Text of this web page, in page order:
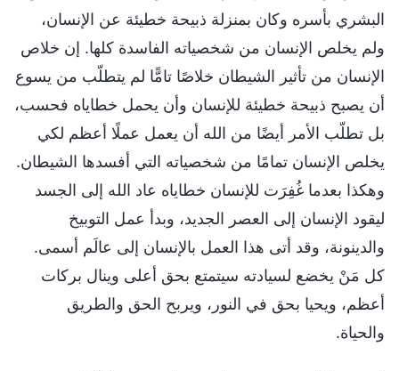
البشري بأسره وكان بمنزلة ذبيحة خطيئة عن الإنسان،
ولم يخلص الإنسان من شخصياته الفاسدة كلها. إن خلاص
الإنسان من تأثير الشيطان خلاصًا تامًّا لم يتطلّب من يسوع
أن يصبح ذبيحة خطيئة للإنسان وأن يحمل خطاياه فحسب،
بل تطلّب الأمر أيضًا من الله أن يعمل عملًا أعظم لكي
يخلص الإنسان تمامًا من شخصياته التي أفسدها الشيطان.
وهكذا بعدما غُفِرَت للإنسان خطاياه عاد الله إلى الجسد
ليقود الإنسان إلى العصر الجديد، وبدأ عمل التوبيخ
والدينونة، وقد أتى هذا العمل بالإنسان إلى عالَم أسمى.
كل مَنْ يخضع لسيادته سيتمتع بحق أعلى وينال بركات
أعظم، ويحيا بحق في النور، ويربح الحق والطريق
والحياة.